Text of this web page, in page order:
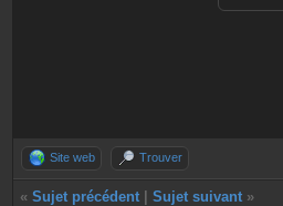
Site web Trouver
« Sujet précédent Sujet suivant »